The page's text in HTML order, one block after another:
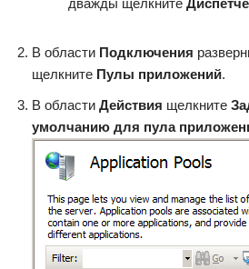
дважды щелкните
В области Подключения
щелкните Пулы приложений.
В области Действия щелкните
умолчанию для пула